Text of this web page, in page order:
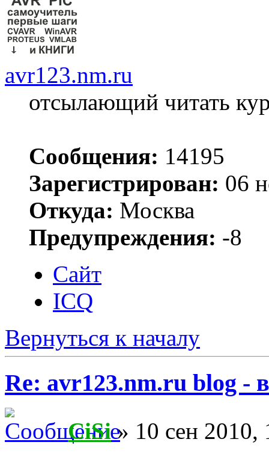
avr123.nm.ru
отсылающий читать
Сообщения: 14195
Зарегистрирован: 06
Откуда: Москва
Предупреждения: -8
Сайт
ICQ
Вернуться к началу
Re: avr123.nm.ru blog -
CiSi» 10 сен 2010,